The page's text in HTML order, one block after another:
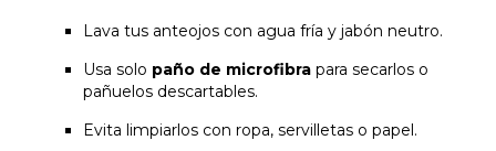
Lava tus anteojos con agua fría y jabón neutro.
Usa solo paño de microfibra para secarlos o
pañuelos descartables.
Evita limpiarlos con ropa, servilletas o papel.